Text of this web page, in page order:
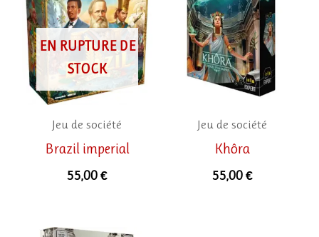
EN RUPTURE DE
STOCK
Jeu de société
Brazil imperial
55,00€
Jeu de société
Khôra
55,00 €